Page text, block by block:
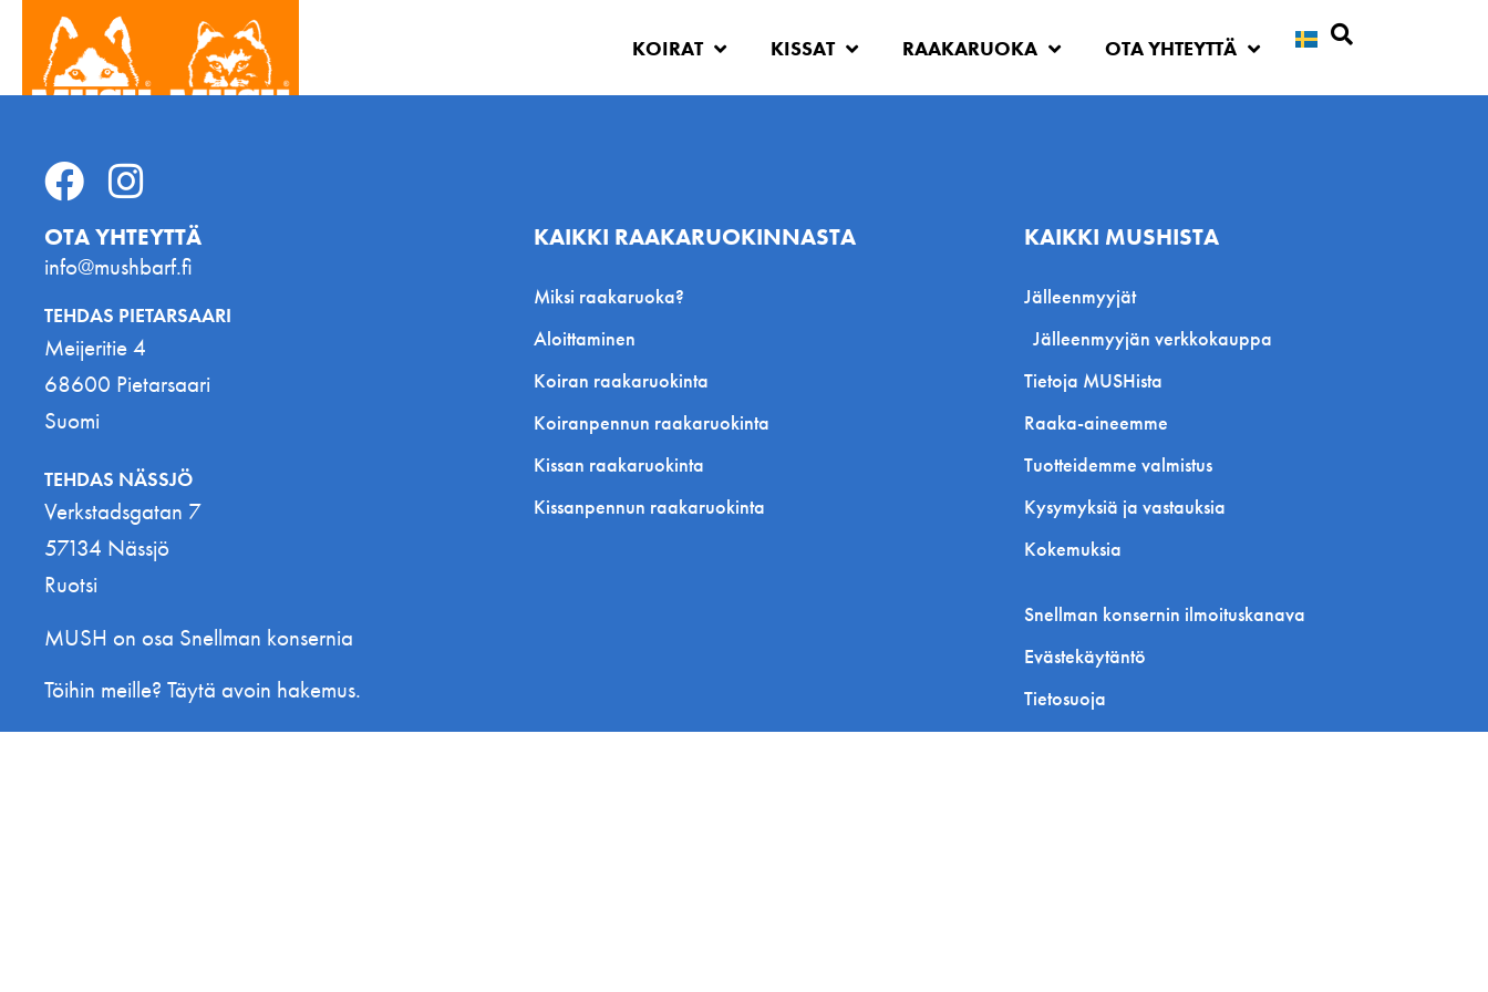
KOIRAT KISSAT RAAKARUOKA OTA YHTEYTTÄ
OTA YHTEYTTÄ
info@mushbarf.fi
TEHDAS PIETARSAARI
Meijeritie 4
68600 Pietarsaari
Suomi
TEHDAS NÄSSJÖ
Verkstadsgatan 7
57134 Nässjö
Ruotsi
MUSH on osa Snellman konsernia
Töihin meille? Täytä avoin hakemus.
KAIKKI RAAKARUOKINNASTA
Miksi raakaruoka?
Aloittaminen
Koiran raakaruokinta
Koiranpennun raakaruokinta
Kissan raakaruokinta
Kissanpennun raakaruokinta
KAIKKI MUSHISTA
Jälleenmyyjät
Jälleenmyyjän verkkokauppa
Tietoja MUSHista
Raaka-aineemme
Tuotteidemme valmistus
Kysymyksiä ja vastauksia
Kokemuksia
Snellman konsernin ilmoituskanava
Evästekäytäntö
Tietosuoja